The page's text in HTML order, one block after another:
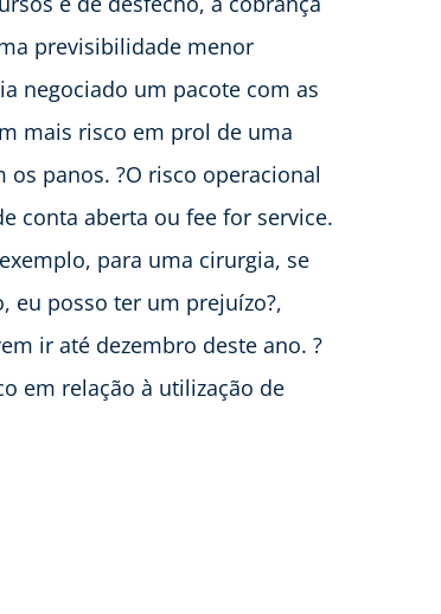
previsibilidade menor
negociado um pacote com as
mais risco em prol de uma
panos. ?O risco operacional
conta aberta ou fee for service.
para uma cirurgia, se
eu posso ter um prejuízo?,
ir até dezembro deste ano. ?
em relação à utilização de